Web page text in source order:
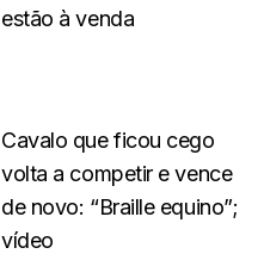
estão à venda
Cavalo que ficou cego
volta a competir e vence
de novo: “Braille equino”;
vídeo